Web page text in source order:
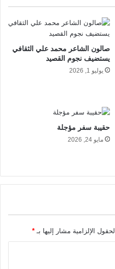
صالون الشاعر محمد علي الثقافي
يستضيف نجوم القصيد
يوليو 1, 2026
حقيبة سفر مؤجلة
مايو 24, 2026
الحقول الإلزامية مشار إليها بـ *